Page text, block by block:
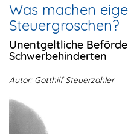
Was machen
Steuergroschen?
Unentgeltliche
Schwerbehinderten
Autor: Gotthilf Steuerzahler